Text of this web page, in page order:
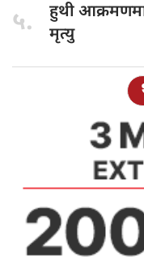
५. हुथी
मृत्यु